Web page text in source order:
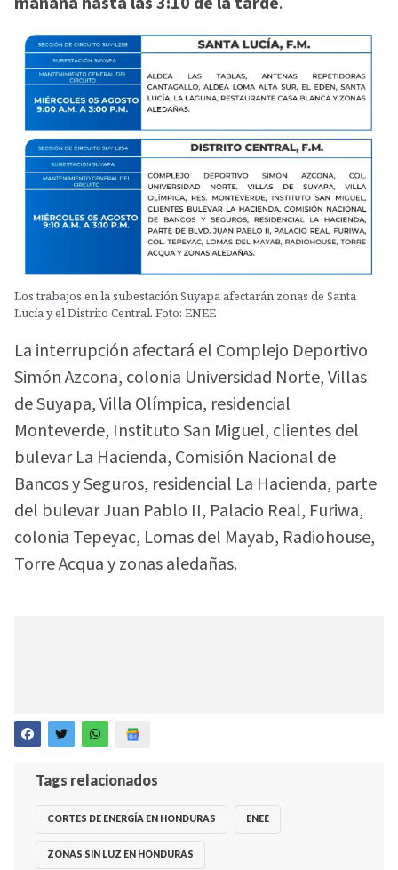
Los trabajos en la subestación Suyapa afectarán zonas de Santa
Lucía y el Distrito Central. Foto: ENEE
La interrupción afectará el Complejo Deportivo
Simón Azcona, colonia Universidad Norte, Villas
de Suyapa, Villa Olímpica, residencial
Monteverde, Instituto San Miguel, clientes del
bulevar La Hacienda, Comisión Nacional de
Bancos y Seguros, residencial La Hacienda, parte
del bulevar Juan Pablo II, Palacio Real, Furiwa,
colonia Tepeyac, Lomas del Mayab, Radiohouse,
Torre Acqua y zonas aledañas.
Tags relacionados
CORTES DE ENERGÍA EN HONDURAS ENEE
ZONAS SIN LUZ EN HONDURAS